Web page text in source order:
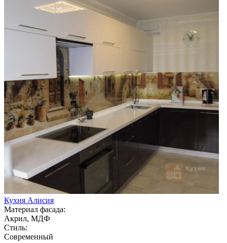
Кухня Алисия
Материал фасада:
Акрил, МДФ
Стиль:
Современный